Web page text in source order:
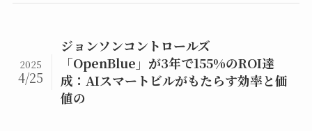
ジョンソンコントロールズ
「OpenBlue」が3年で155%のROI達
成：AIスマートビルがもたらす効率と価
値の
2025
4/25